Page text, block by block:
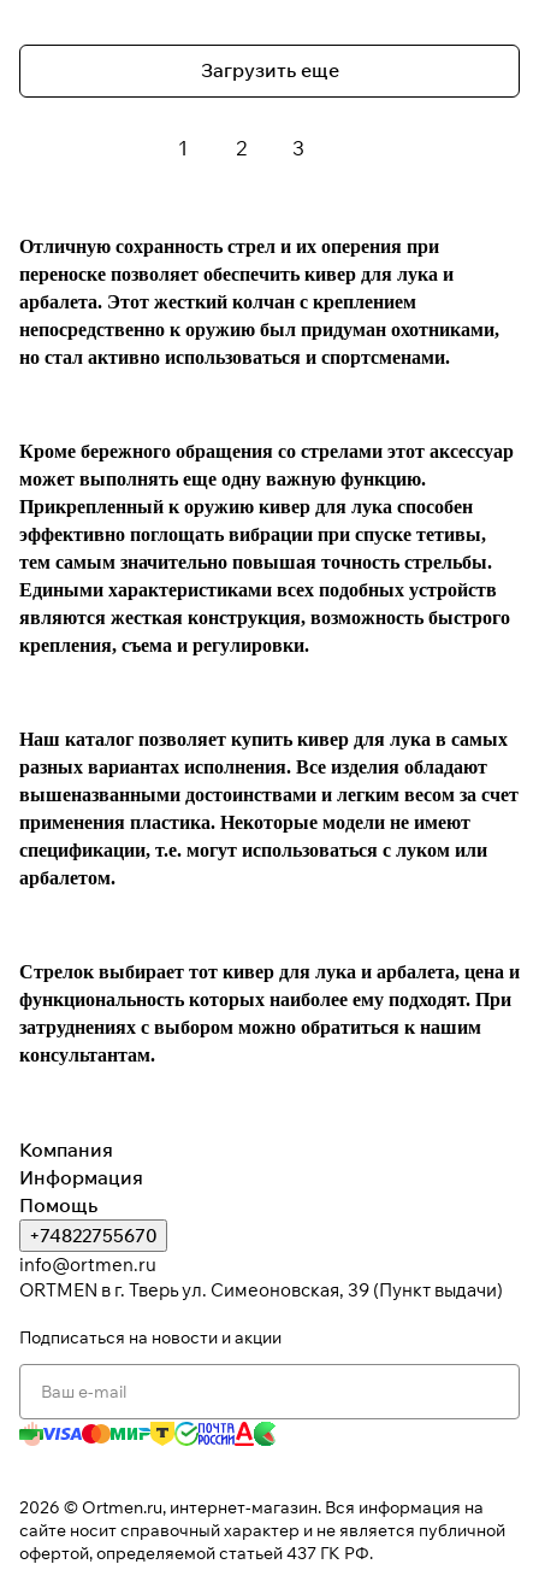
Загрузить еще
1 2 3
Отличную сохранность стрел и их оперения при
переноске позволяет обеспечить кивер для лука и
арбалета. Этот жесткий колчан с креплением
непосредственно к оружию был придуман охотниками,
но стал активно использоваться и спортсменами.
Кроме бережного обращения со стрелами этот аксессуар
может выполнять еще одну важную функцию.
Прикрепленный к оружию кивер для лука способен
эффективно поглощать вибрации при спуске тетивы,
тем самым значительно повышая точность стрельбы.
Едиными характеристиками всех подобных устройств
являются жесткая конструкция, возможность быстрого
крепления, съема и регулировки.
Наш каталог позволяет купить кивер для лука в самых
разных вариантах исполнения. Все изделия обладают
вышеназванными достоинствами и легким весом за счет
применения пластика. Некоторые модели не имеют
спецификации, т.е. могут использоваться с луком или
арбалетом.
Стрелок выбирает тот кивер для лука и арбалета, цена и
функциональность которых наиболее ему подходят. При
затруднениях с выбором можно обратиться к нашим
консультантам.
Компания
Информация
Помощь
+74822755670
info@ortmen.ru
ORTMEN в г. Тверь ул. Симеоновская, 39 (Пункт выдачи)
Подписаться на новости и акции
2026 © Ortmen.ru, интернет-магазин. Вся информация на
сайте носит справочный характер и не является публичной
офертой, определяемой статьей 437 ГК РФ.